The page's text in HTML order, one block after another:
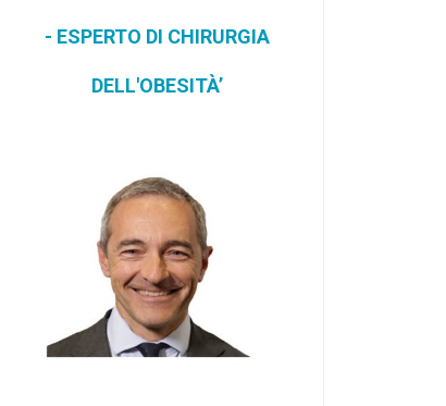
- ESPERTO DI CHIRURGIA
DELL'OBESITÀ’